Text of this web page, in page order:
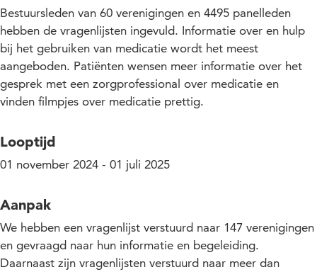
Bestuursleden van 60 verenigingen en 4495 panelleden
hebben de vragenlijsten ingevuld. Informatie over en hulp
bij het gebruiken van medicatie wordt het meest
aangeboden. Patiënten wensen meer informatie over het
gesprek met een zorgprofessional over medicatie en
vinden filmpjes over medicatie prettig.
Looptijd
01 november 2024 - 01 juli 2025
Aanpak
We hebben een vragenlijst verstuurd naar 147 verenigingen
en gevraagd naar hun informatie en begeleiding.
Daarnaast zijn vragenlijsten verstuurd naar meer dan